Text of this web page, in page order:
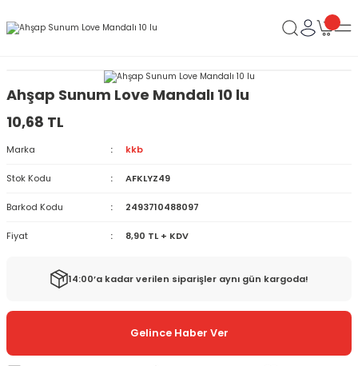
Ahşap Sunum Love Mandalı 10 lu
10,68 TL
Marka kkb
Stok Kodu AFKLYZ49
Barkod Kodu 2493710488097
Fiyat 8,90 TL + KDV
14:00’a kadar verilen siparişler aynı gün kargoda!
Gelince Haber Ver